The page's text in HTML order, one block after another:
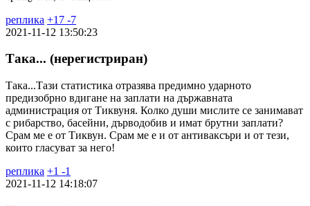
реплика +17 -7
2021-11-12 13:50:23
Така... (нерегистриран)
Така...Тази статистика отразява предимно ударното
предизобрно вдигане на заплати на държавната
администрация от Тиквуня. Колко души мислите се занимават
с рибарство, басейни, дърводобив и имат брутни заплати?
Срам ме е от Тиквун. Срам ме е и от антиваксъри и от тези,
които гласуват за него!
реплика +1 -1
2021-11-12 14:18:07